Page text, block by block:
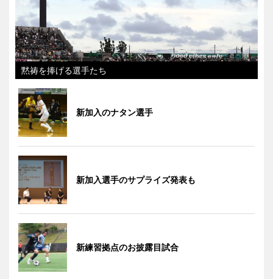
黙祷を捧げる選手たち
新加入のナタン選手
新加入選手のサプライズ発表も
新練習拠点のお披露目試合